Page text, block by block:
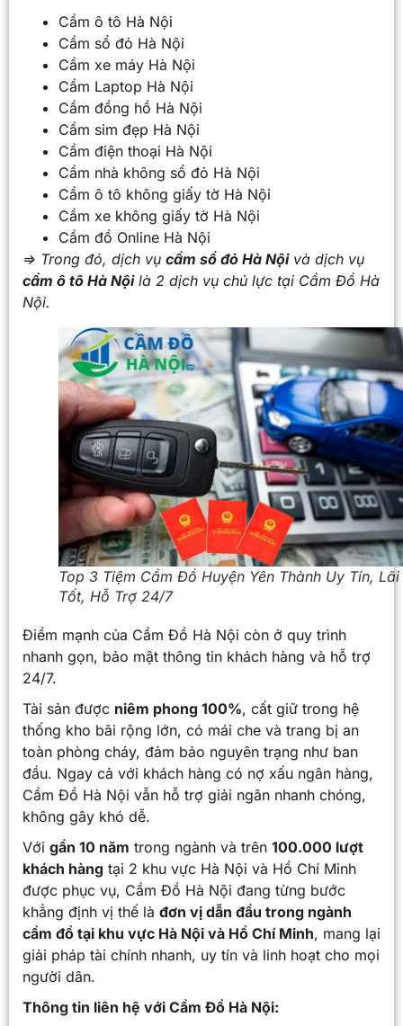
Cầm ô tô Hà Nội
Cầm sổ đỏ Hà Nội
Cầm xe máy Hà Nội
Cầm Laptop Hà Nội
Cầm đồng hồ Hà Nội
Cầm sim đẹp Hà Nội
Cầm điện thoại Hà Nội
Cầm nhà không sổ đỏ Hà Nội
Cầm ô tô không giấy tờ Hà Nội
Cầm xe không giấy tờ Hà Nội
Cầm đồ Online Hà Nội
=> Trong đó, dịch vụ cầm sổ đỏ Hà Nộivà dịch vụ
cầm ô tô Hà Nộilà 2 dịch vụ chủ lực tại Cầm Đồ Hà
Nội.
Top 3 Tiệm Cầm Đồ Huyện Yên Thành Uy Tín, Lãi
Tốt, Hỗ Trợ 24/7
Điểm mạnh của Cầm Đồ Hà Nội còn ở quy trình
nhanh gọn, bảo mật thông tin khách hàng và hỗ trợ
24/7.
Tài sản được niêm phong 100%, cất giữ trong hệ
thống kho bãi rộng lớn, có mái che và trang bị an
toàn phòng cháy, đảm bảo nguyên trạng như ban
đầu. Ngay cả với khách hàng có nợ xấu ngân hàng,
Cầm Đồ Hà Nội vẫn hỗ trợ giải ngân nhanh chóng,
không gây khó dễ.
Với gần 10 năm trong ngành và trên 100.000 lượt
khách hàng tại 2 khu vực Hà Nội và Hồ Chí Minh
được phục vụ, Cầm Đồ Hà Nội đang từng bước
khẳng định vị thế là đơn vị dẫn đầu trong ngành
cầm đồ tại khu vực Hà Nội và Hồ Chí Minh, mang lại
giải pháp tài chính nhanh, uy tín và linh hoạt cho mọi
người dân.
Thông tin liên hệ với Cầm Đồ Hà Nội: